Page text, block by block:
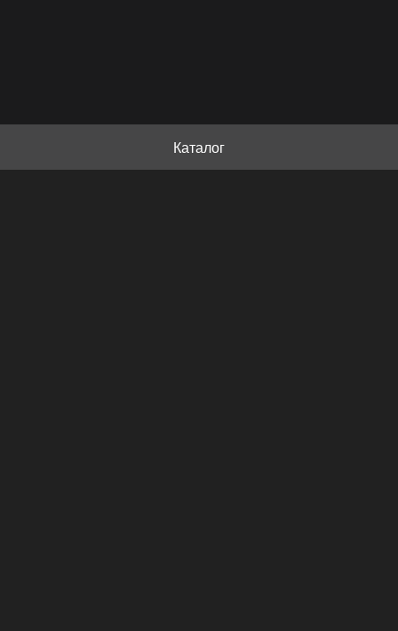
Каталог